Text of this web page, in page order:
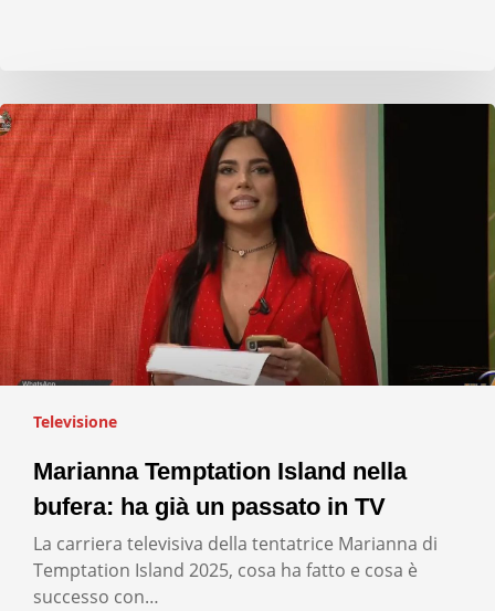
Televisione
Marianna Temptation Island nella
bufera: ha già un passato in TV
La carriera televisiva della tentatrice Marianna di
Temptation Island 2025, cosa ha fatto e cosa è
successo con…